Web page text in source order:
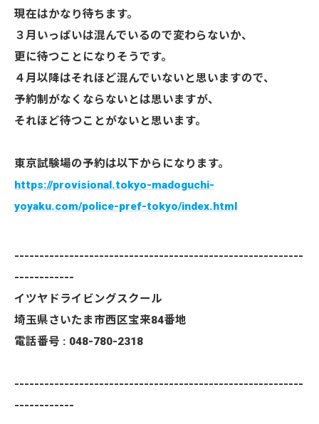
現在はかなり待ちます。
３月いっぱいは混んでいるので変わらないか、
更に待つことになりそうです。
４月以降はそれほど混んでいないと思いますので、
予約制がなくならないとは思いますが、
それほど待つことがないと思います。
東京試験場の予約は以下からになります。
https://provisional.tokyo-madoguchi-
yoyaku.com/police-pref-tokyo/index.html
----------------------------------------------------------
------------
イツヤドライビングスクール
埼玉県さいたま市西区宝来84番地
電話番号 : 048-780-2318
----------------------------------------------------------
------------